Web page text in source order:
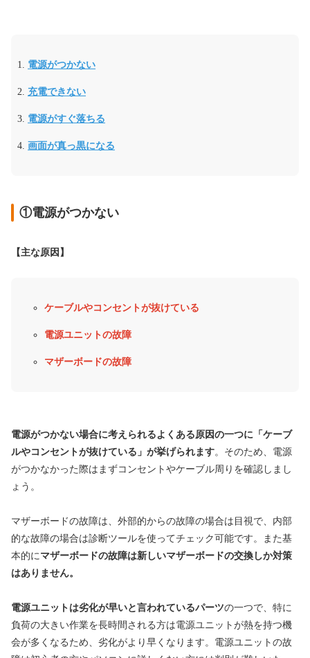
電源がつかない
充電できない
電源がすぐ落ちる
画面が真っ黒になる
①電源がつかない
【主な原因】
ケーブルやコンセントが抜けている
電源ユニットの故障
マザーボードの故障
電源がつかない場合に考えられるよくある原因の一つに「ケーブ
ルやコンセントが抜けている」が挙げられます。そのため、電源
がつかなかった際はまずコンセントやケーブル周りを確認しまし
ょう。
マザーボードの故障は、外部的からの故障の場合は目視で、内部
的な故障の場合は診断ツールを使ってチェック可能です。また基
本的に マザーボードの故障は新しいマザーボードの交換しか対策
はありません。
電源ユニットは劣化が早いと言われているパーツの一つで、特に
負荷の大きい作業を長時間される方は電源ユニットが熱を持つ機
会が多くなるため、劣化がより早くなります。電源ユニットの故